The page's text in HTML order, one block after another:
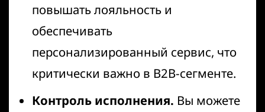
повышать лояльность и
обеспечивать
персонализированный сервис, что
критически важно в B2B-сегменте.
Контроль исполнения. Вы можете